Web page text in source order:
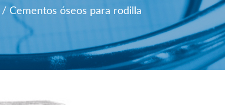
Cementos óseos para rodilla